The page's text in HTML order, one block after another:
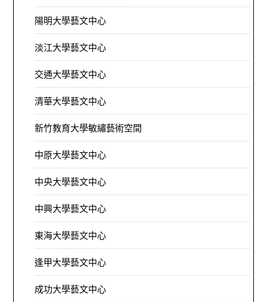
陽明大學藝文中心
淡江大學藝文中心
交通大學藝文中心
清華大學藝文中心
新竹教育大學敏繡藝術空間
中原大學藝文中心
中央大學藝文中心
中興大學藝文中心
東海大學藝文中心
逢甲大學藝文中心
成功大學藝文中心